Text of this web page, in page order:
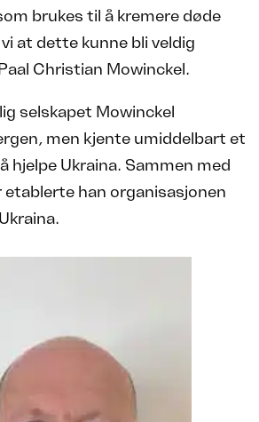
brukes til å kremere døde
at dette kunne bli veldig
Christian Mowinckel.
selskapet Mowinckel
men kjente umiddelbart et
hjelpe Ukraina. Sammen med
etablerte han organisasjonen